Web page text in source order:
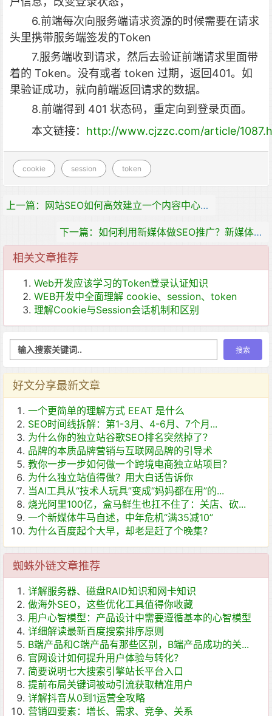
6.前端每次向服务端请求资源的时候需要在请求
头里携带服务端签发的Token
7.服务端收到请求，然后去验证前端请求里面带
着的 Token。没有或者 token 过期，返回401。如
果验证成功，就向前端返回请求的数据。
8.前端得到 401 状态码，重定向到登录页面。
本文链接： http://www.cjzzc.com/article/
cookie session token
上一篇：网站SEO如何高效建立一个内容中心页面？
下一篇：如何利用新媒体做SEO推广？新媒体如何进行网站优化？
相关文章推荐
Web开发应该学习的Token登录认证知识
WEB开发中全面理解 cookie、session、token
理解Cookie与Session会话机制和区别
好文分享最新文章
一个更简单的理解方式 EEAT 是什么
SEO时间线拆解：第1-3月、4-6月、7个月...
为什么你的独立站谷歌SEO排名突然掉了？
品牌的本质品牌营销与互联网品牌的引导术
教你一步一步如何做一个跨境电商独立站项目？
为什么独立站值得做？用大白话告诉你
当AI工具从“技术人玩具”变成“妈妈都在用”的...
烧光阿里100亿，盒马鲜生也扛不住了：关店、砍...
一个新媒体牛马自述，中年危机“满35减10”
为什么百度起个大早，却老是赶了个晚集？
蜘蛛外链文章推荐
详解服务器、磁盘RAID知识和网卡知识
做海外SEO，这些优化工具值得你收藏
用户心智模型：产品设计中需要遵循基本的心智模型
详细解读最新百度搜索排序原则
B端产品和C端产品有那些区别，B端产品成功的关...
官网设计如何提升用户体验与转化？
简要说明七大搜索引擎站长平台入口
提前布局关键词被动引流获取精准用户
详解抖音从0到1运营全攻略
营销四要素：增长、需求、竞争、关系